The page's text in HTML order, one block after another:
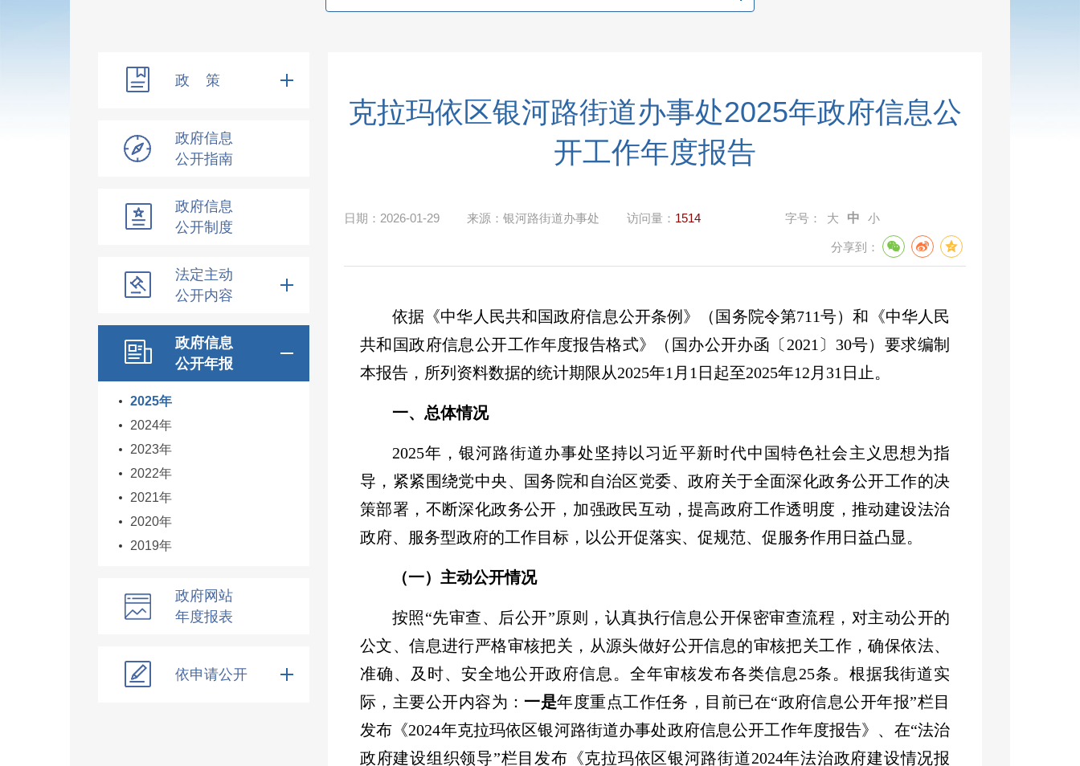
政 策
政府信息
公开指南
政府信息
公开制度
法定主动
公开内容
政府信息
公开年报
2025年
2024年
2023年
2022年
2021年
2020年
2019年
政府网站
年度报表
依申请公开
克拉玛依区银河路街道办事处2025年政府信息公
开工作年度报告
日期： 2026-01-29 来源： 银河路街道办事处 访问量： 1514 字号： 大 中 小
分享到：
依据《中华人民共和国政府信息公开条例》（国务院令第711号）和《中华人民
共和国政府信息公开工作年度报告格式》（国办公开办函〔 2021 〕 30号）要求编制
本报告，所列资料数据的统计期限从2025年1 月 1 日起至2025年12 月 31 日止。
一、总体情况
2025年，银河路街道办事处 坚持以习近平新时代中国特色社会主义思想为指
导，紧紧围绕党中央、国务院和自治区党委、政府关于全面深化政务公开工作的决
策部署，不断深化政务公开，加强政民互动，提高政府工作透明度，推动建设法治
政府、服务型政府的工作目标， 以公开促落实、促规范、促服务作用日益凸显。
（一） 主动公开情况
按照“先审查、后公开”原则，认真执行信息公开保密审查流程，对主动公开的
公文、信息进行严格审核把关，从源头做好公开信息的审核把关工作，确保依法、
准确、及时、安全地公开政府信息。全年审核发布各类信息25条。根据我街道实
际，主要公开内容为： 一是年度重点工作任务，目前已在“政府信息公开年报”栏目
发布《2024年克拉玛依区银河路街道办事处政府信息公开工作年度报告》、在“法治
政府建设组织领导”栏目发布《克拉玛依区银河路街道2024年法治政府建设情况报